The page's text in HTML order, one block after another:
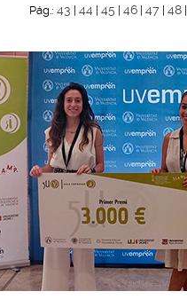
Pág.: 43 44| 45| 46| 47| 48